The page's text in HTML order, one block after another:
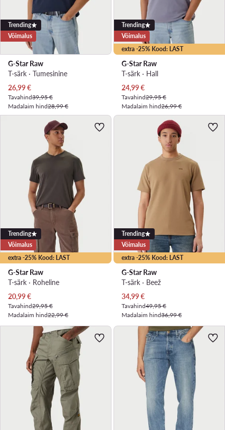
Trending
Võimalus
G-Star Raw
T-särk · Tumesinine
Praegune hind
26,99€
Tavahind39,95 €
Madalaim hind28,99 €
extra -25% Kood: LAST
Trending
Võimalus
G-Star Raw
T-särk · Hall
Praegune hind
24,99€
Tavahind29,95 €
Madalaim hind26,99 €
extra -25% Kood: LAST
Trending
Võimalus
G-Star Raw
T-särk · Roheline
Praegune hind
20,99€
Tavahind29,95 €
Madalaim hind22,99 €
extra -25% Kood: LAST
Trending
Võimalus
G-Star Raw
T-särk · Beež
Praegune hind
34,99€
Tavahind49,95 €
Madalaim hind36,99 €